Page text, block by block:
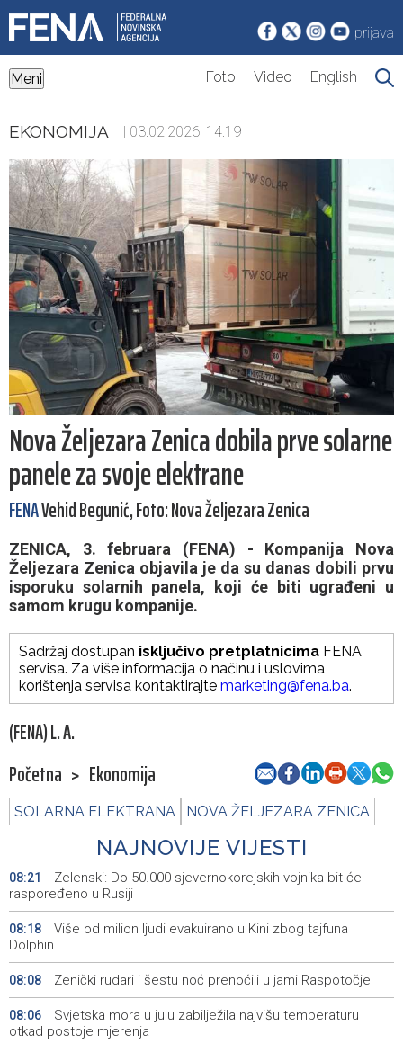
prijava
Meni Foto Video English
EKONOMIJA | 03.02.2026. 14:19 |
Nova Željezara Zenica dobila prve solarne
panele za svoje elektrane
FENAVehid Begunić, Foto: Nova Željezara Zenica
ZENICA, 3. februara (FENA) - Kompanija Nova
Željezara Zenica objavila je da su danas dobili prvu
isporuku solarnih panela, koji će biti ugrađeni u
samom krugu kompanije.
Sadržaj dostupan isključivo pretplatnicima FENA
servisa. Za više informacija o načinu i uslovima
korištenja servisa kontaktirajte marketing@fena.ba.
(FENA) L. A.
Početna > Ekonomija
SOLARNA ELEKTRANA NOVA ŽELJEZARA ZENICA
NAJNOVIJE VIJESTI
08:21
Zelenski: Do 50.000 sjevernokorejskih vojnika bit će
raspoređeno u Rusiji
08:18
Više od milion ljudi evakuirano u Kini zbog tajfuna
Dolphin
08:08 Zenički rudari i šestu noć prenoćili u jami Raspotočje
08:06
Svjetska mora u julu zabilježila najvišu temperaturu
otkad postoje mjerenja